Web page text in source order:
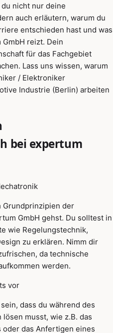
nicht nur deine
auch erläutern, warum du
entschieden hast und was
reizt. Dein
für das Fachgebiet
Lass uns wissen, warum
/ Elektroniker
Industrie (Berlin) arbeiten
bei expertum
Grundprinzipien der
GmbH gehst. Du solltest in
wie Regelungstechnik,
zu erklären. Nimm dir
da technische
werden.
vor
dass du während des
musst, wie z.B. das
das Anfertigen eines